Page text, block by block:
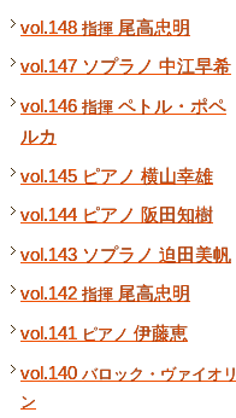
vol.148 指揮 尾高忠明
vol.147 ソプラノ 中江早希
vol.146 指揮 ペトル・ポペ
ルカ
vol.145 ピアノ 横山幸雄
vol.144 ピアノ 阪田知樹
vol.143 ソプラノ 迫田美帆
vol.142 指揮 尾高忠明
vol.141 ピアノ 伊藤恵
vol.140 バロック・ヴァイオリ
ン